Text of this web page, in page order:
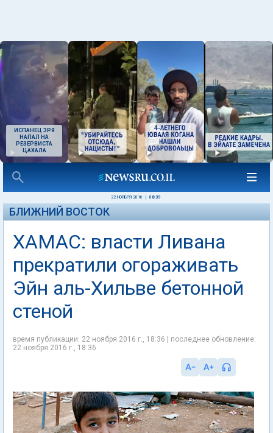
ИСПАНЕЦ ЗРЯ
НАПАЛ НА
РЕЗЕРВИСТА
ЦАХАЛА
22 НОЯБРЯ 2016 08:39
БЛИЖНИЙ ВОСТОК
ХАМАС: власти Ливана
прекратили огораживать
Эйн аль-Хильве бетонной
стеной
время публикации: 22 ноября 2016 г., 18:36 | последнее обновление:
22 ноября 2016 г., 18:36